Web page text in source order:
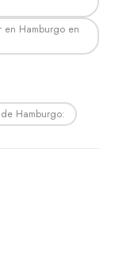
en Hamburgo en
Hamburgo: